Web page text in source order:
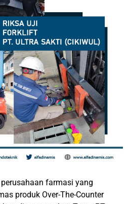
farmasi yang
produk Over-The-Counter